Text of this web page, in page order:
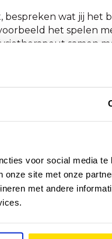
voor social media te
onze site met onze
met andere
bespreken wat jij het
het spelen
samen
zijn
met de
ik bijvoorbeeld
intensieve revalidatie
gewonnen.
Zeist.